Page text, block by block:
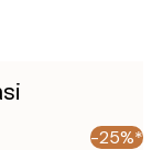
-25%*